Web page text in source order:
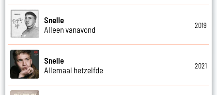
Snelle
Alleen vanavond
2019
Snelle
Allemaal hetzelfde
2021